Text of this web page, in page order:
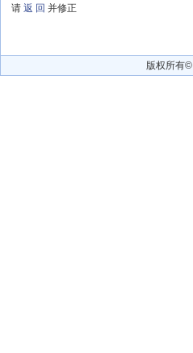
请 返 回 并修正
版权所有©